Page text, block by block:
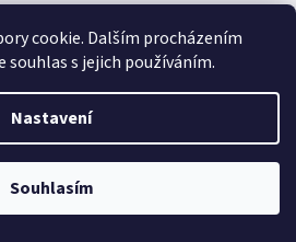
cookie. Dalším procházením
s jejich používáním.
Nastavení
Souhlasím
GP 476AF (4LR44) 6 V